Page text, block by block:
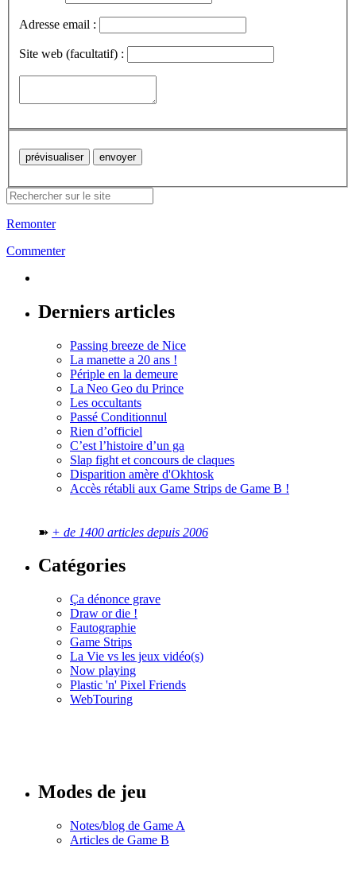
Adresse email :
Site web (facultatif) :
Remonter
Commenter
Derniers articles
Passing breeze de Nice
La manette a 20 ans !
Périple en la demeure
La Neo Geo du Prince
Les occultants
Passé Conditionnul
Rien d’officiel
C’est l’histoire d’un ga
Slap fight et concours de claques
Disparition amère d'Okhtosk
Accès rétabli aux Game Strips de Game B !
➽ + de 1400 articles depuis 2006
Catégories
Ça dénonce grave
Draw or die !
Fautographie
Game Strips
La Vie vs les jeux vidéo(s)
Now playing
Plastic 'n' Pixel Friends
WebTouring
Modes de jeu
Notes/blog de Game A
Articles de Game B